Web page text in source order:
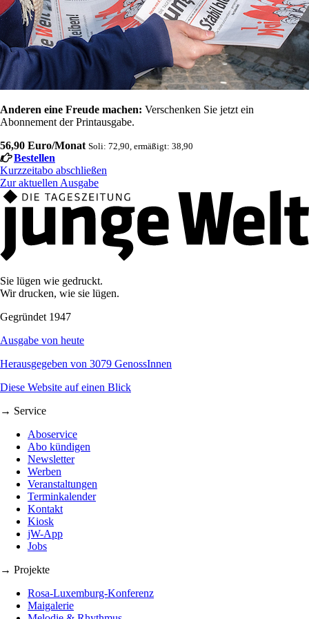
Anderen eine Freude machen: Verschenken Sie jetzt ein
Abonnement der Printausgabe.
56,90 Euro/Monat Soli: 72,90, ermäßigt: 38,90
Bestellen
Kurzzeitabo abschließen
Zur aktuellen Ausgabe
Sie lügen wie gedruckt.
Wir drucken, wie sie lügen.
Gegründet 1947
Ausgabe von heute
Herausgegeben von 3079 GenossInnen
Diese Website auf einen Blick
→ Service
Aboservice
Abo kündigen
Newsletter
Werben
Veranstaltungen
Terminkalender
Kontakt
Kiosk
jW-App
Jobs
→ Projekte
Rosa-Luxemburg-Konferenz
Maigalerie